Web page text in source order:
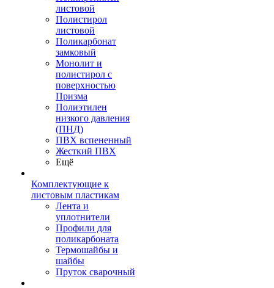
листовой
Полистирол
листовой
Поликарбонат
замковый
Монолит и
полистирол с
поверхностью
Призма
Полиэтилен
низкого давления
(ПНД)
ПВХ вспененный
Жесткий ПВХ
Ещё
Комплектующие к
листовым пластикам
Лента и
уплотнители
Профили для
поликарбоната
Термошайбы и
шайбы
Пруток сварочный